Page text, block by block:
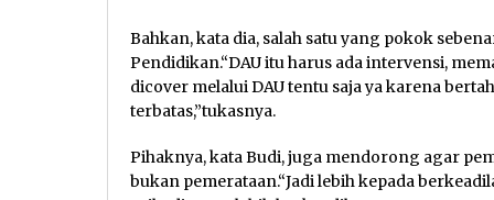
Bahkan, kata dia, salah satu yang pokok
Pendidikan.“DAU itu harus ada intervensi,
dicover melalui DAU tentu saja ya karena
terbatas,”tukasnya.
Pihaknya, kata Budi, juga mendorong agar
bukan pemerataan.“Jadi lebih kepada